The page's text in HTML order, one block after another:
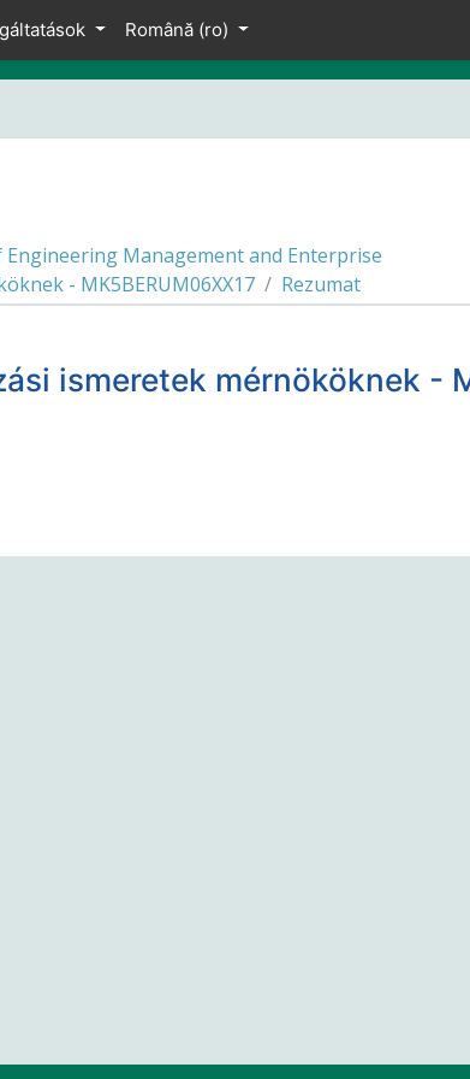
Română ‎(ro)‎
Management and Enterprise
- MK5BERUM06XX17
Rezumat
ismeretek mérnököknek -